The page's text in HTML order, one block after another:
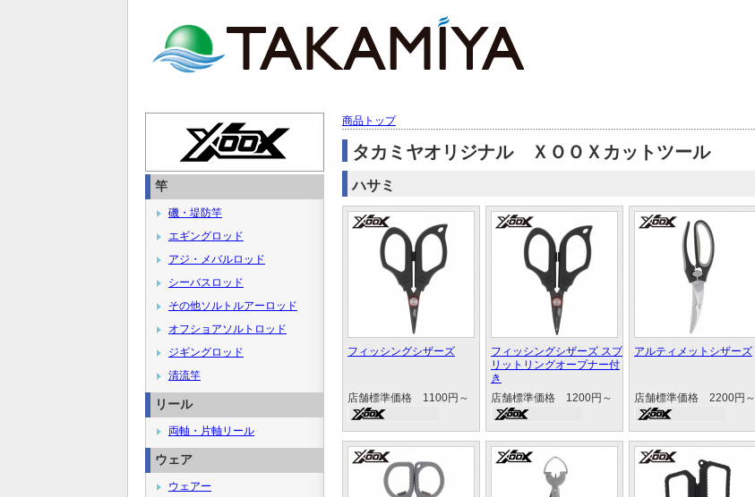
商品トップ
タカミヤオリジナル ＸＯＯＸカットツール
ハサミ
フィッシングシザーズ
店舗標準価格 1100円～
フィッシングシザーズ スプ
リットリングオープナー付
き
店舗標準価格 1200円～
アルティメットシザーズ
店舗標準価格 2200円～
竿
磯・堤防竿
エギングロッド
アジ・メバルロッド
シーバスロッド
その他ソルトルアーロッド
オフショアソルトロッド
ジギングロッド
清流竿
リール
両軸・片軸リール
ウェア
ウェアー